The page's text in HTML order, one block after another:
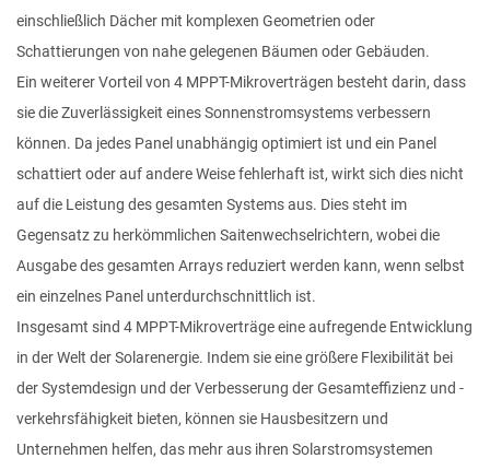
einschließlich Dächer mit komplexen Geometrien oder
Schattierungen von nahe gelegenen Bäumen oder Gebäuden.
Ein weiterer Vorteil von 4 MPPT-Mikroverträgen besteht darin, dass
sie die Zuverlässigkeit eines Sonnenstromsystems verbessern
können. Da jedes Panel unabhängig optimiert ist und ein Panel
schattiert oder auf andere Weise fehlerhaft ist, wirkt sich dies nicht
auf die Leistung des gesamten Systems aus. Dies steht im
Gegensatz zu herkömmlichen Saitenwechselrichtern, wobei die
Ausgabe des gesamten Arrays reduziert werden kann, wenn selbst
ein einzelnes Panel unterdurchschnittlich ist.
Insgesamt sind 4 MPPT-Mikroverträge eine aufregende Entwicklung
in der Welt der Solarenergie. Indem sie eine größere Flexibilität bei
der Systemdesign und der Verbesserung der Gesamteffizienz und -
verkehrsfähigkeit bieten, können sie Hausbesitzern und
Unternehmen helfen, das mehr aus ihren Solarstromsystemen